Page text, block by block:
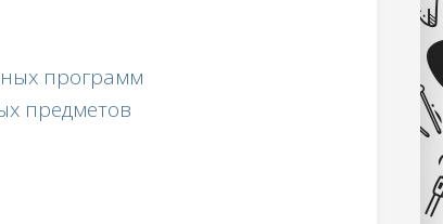
программ
предметов